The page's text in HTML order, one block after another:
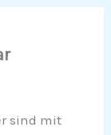
sind mit